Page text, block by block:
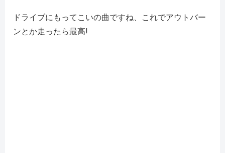
ドライブにもってこいの曲ですね、これでアウトバー
ンとか走ったら最高!